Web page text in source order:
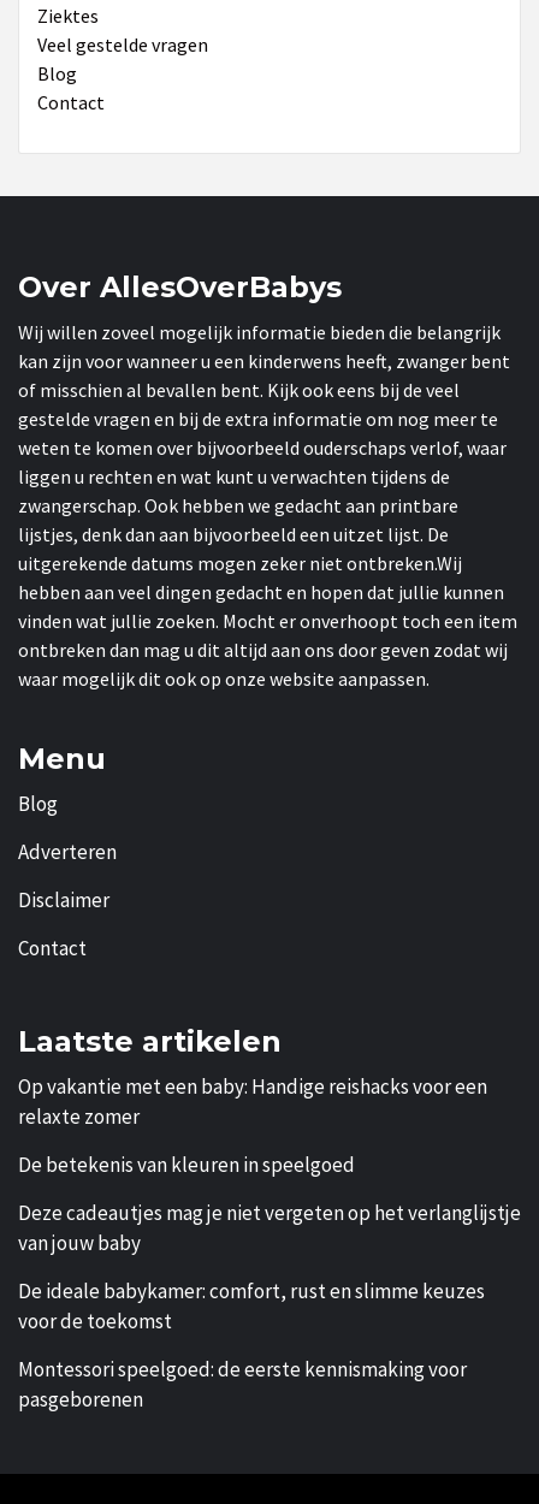
Ziektes
Veel gestelde vragen
Blog
Contact
Over AllesOverBabys
Wij willen zoveel mogelijk informatie bieden die belangrijk
kan zijn voor wanneer u een kinderwens heeft, zwanger bent
of misschien al bevallen bent. Kijk ook eens bij de veel
gestelde vragen en bij de extra informatie om nog meer te
weten te komen over bijvoorbeeld ouderschaps verlof, waar
liggen u rechten en wat kunt u verwachten tijdens de
zwangerschap. Ook hebben we gedacht aan printbare
lijstjes, denk dan aan bijvoorbeeld een uitzet lijst. De
uitgerekende datums mogen zeker niet ontbreken.Wij
hebben aan veel dingen gedacht en hopen dat jullie kunnen
vinden wat jullie zoeken. Mocht er onverhoopt toch een item
ontbreken dan mag u dit altijd aan ons door geven zodat wij
waar mogelijk dit ook op onze website aanpassen.
Menu
Blog
Adverteren
Disclaimer
Contact
Laatste artikelen
Op vakantie met een baby: Handige reishacks voor een
relaxte zomer
De betekenis van kleuren in speelgoed
Deze cadeautjes mag je niet vergeten op het verlanglijstje
van jouw baby
De ideale babykamer: comfort, rust en slimme keuzes
voor de toekomst
Montessori speelgoed: de eerste kennismaking voor
pasgeborenen